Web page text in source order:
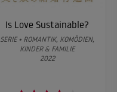
Is Love Sustainable?
SERIE • ROMANTIK, KOMÖDIEN,
KINDER & FAMILIE
2022